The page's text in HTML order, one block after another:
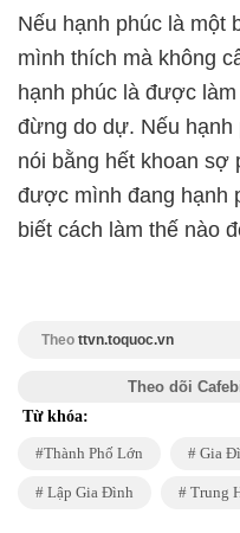
Nếu hạnh phúc là một
mình thích mà không
hạnh phúc là được
đừng do dự. Nếu
nói bằng hết khoan sợ
được mình đang hạnh
biết cách làm thế nào
Theo ttvn.toquoc.vn
Theo dõi
Từ khóa:
Thành Phố Lớn Gia
Lập Gia Đình Trung